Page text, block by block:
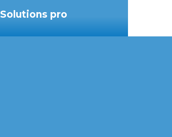
Solutions pro